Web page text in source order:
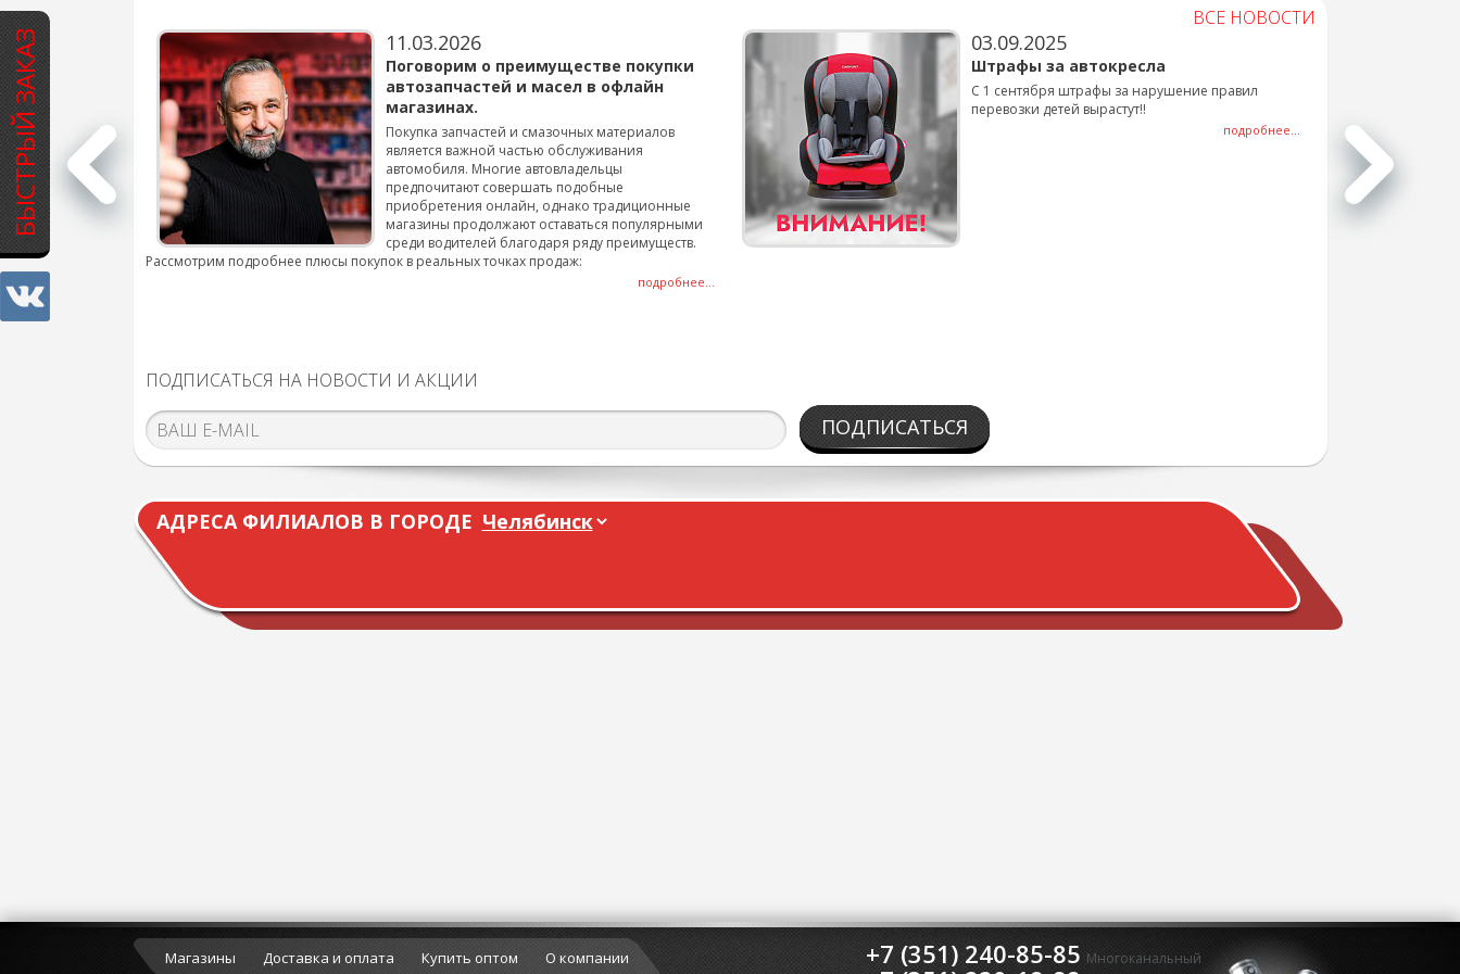
БЫСТРЫЙ ЗАКАЗ
ВСЕ НОВОСТИ
для
смены шин на
подробнее...
11.03.2026
Поговорим о преимуществе покупки
автозапчастей и масел в офлайн
магазинах.
Покупка запчастей и смазочных материалов
является важной частью обслуживания
автомобиля. Многие автовладельцы
предпочитают совершать подобные
приобретения онлайн, однако традиционные
магазины продолжают оставаться популярными
среди водителей благодаря ряду преимуществ.
Рассмотрим подробнее плюсы покупок в реальных точках продаж:
подробнее...
03.09.2025
Штрафы за автокресла
С 1 сентября штрафы за нарушение правил
перевозки детей вырастут!!
подробнее...
ПОДПИСАТЬСЯ НА НОВОСТИ И АКЦИИ
ПОДПИСАТЬСЯ
АДРЕСА ФИЛИАЛОВ В ГОРОДЕ
Магазины Доставка и оплата Купить оптом О компании +7 (351) 240-85-85 Многоканальный